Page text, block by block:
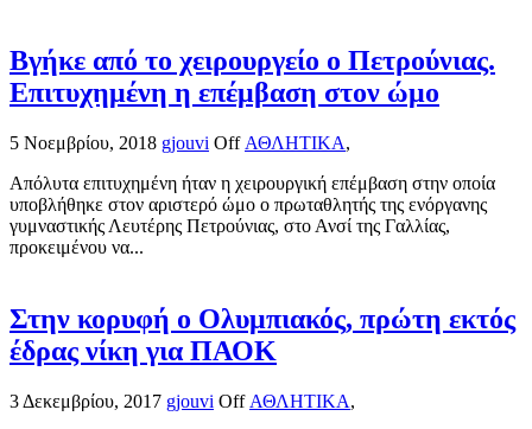
Βγήκε από το χειρουργείο ο Πετρούνιας.
Επιτυχημένη η επέμβαση στον ώμο
5 Νοεμβρίου, 2018 gjouvi Off ΑΘΛΗΤΙΚΑ,
Απόλυτα επιτυχημένη ήταν η χειρουργική επέμβαση στην οποία
υποβλήθηκε στον αριστερό ώμο ο πρωταθλητής της ενόργανης
γυμναστικής Λευτέρης Πετρούνιας, στο Ανσί της Γαλλίας,
προκειμένου να...
Στην κορυφή ο Ολυμπιακός, πρώτη εκτός
έδρας νίκη για ΠΑΟΚ
3 Δεκεμβρίου, 2017 gjouvi Off ΑΘΛΗΤΙΚΑ,